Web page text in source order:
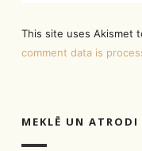
This site uses Akismet
comment data is
MEKLĒ UN ATRODI